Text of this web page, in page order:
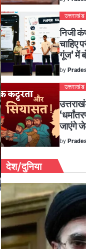
उत्तराखंड
निजी
चाहिए
गूंज’ में
by
उत्तराखंड
जाएंगे
by
देश/दुनिया